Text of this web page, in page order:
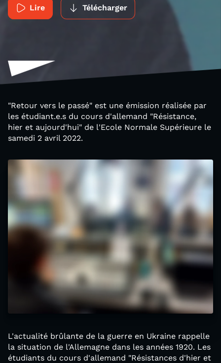
Lire Télécharger
"Retour vers le passé" est une émission réalisée par
les étudiant.e.s du cours d'allemand "Résistance,
hier et aujourd'hui" de l'Ecole Normale Supérieure le
samedi 2 avril 2022.
L'actualité brûlante de la guerre en Ukraine rappelle
la situation de l'Allemagne dans les années 1920. Les
étudiants du cours d'allemand "Résistances d'hier et